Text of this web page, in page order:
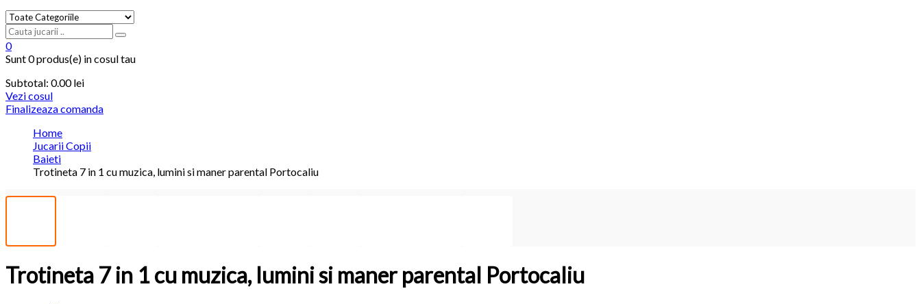
0
Sunt0 produs(e) in cosul tau
Subtotal: 0.00lei
Vezi cosul
Finalizeaza comanda
Home
Jucarii Copii
Baieti
Trotineta 7 in 1 cu muzica, lumini si maner parental Portocaliu
Trotineta 7 in 1 cu muzica, lumini si maner parental Portocaliu